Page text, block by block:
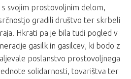
svojim prostovoljnim delom,
gradili društvo ter skrbeli
Hkrati pa je bila tudi pogled v
gasilk in gasilcev, ki bodo z
poslanstvo prostovoljnega
solidarnosti, tovarištva ter